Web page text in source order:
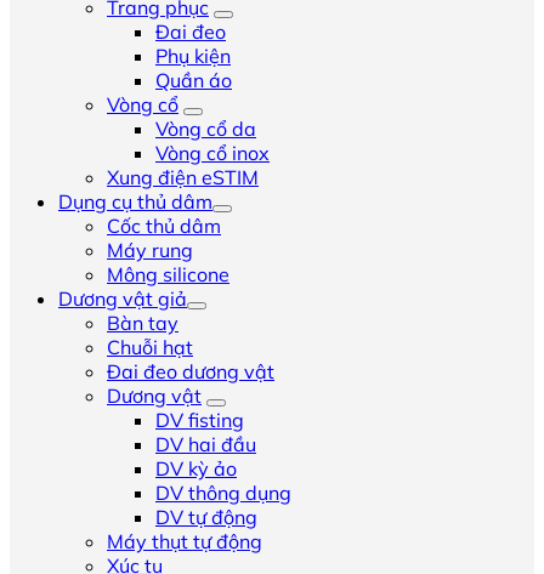
Trang phục
Đai đeo
Phụ kiện
Quần áo
Vòng cổ
Vòng cổ da
Vòng cổ inox
Xung điện eSTIM
Dụng cụ thủ dâm
Cốc thủ dâm
Máy rung
Mông silicone
Dương vật giả
Bàn tay
Chuỗi hạt
Đai đeo dương vật
Dương vật
DV fisting
DV hai đầu
DV kỳ ảo
DV thông dụng
DV tự động
Máy thụt tự động
Xúc tu